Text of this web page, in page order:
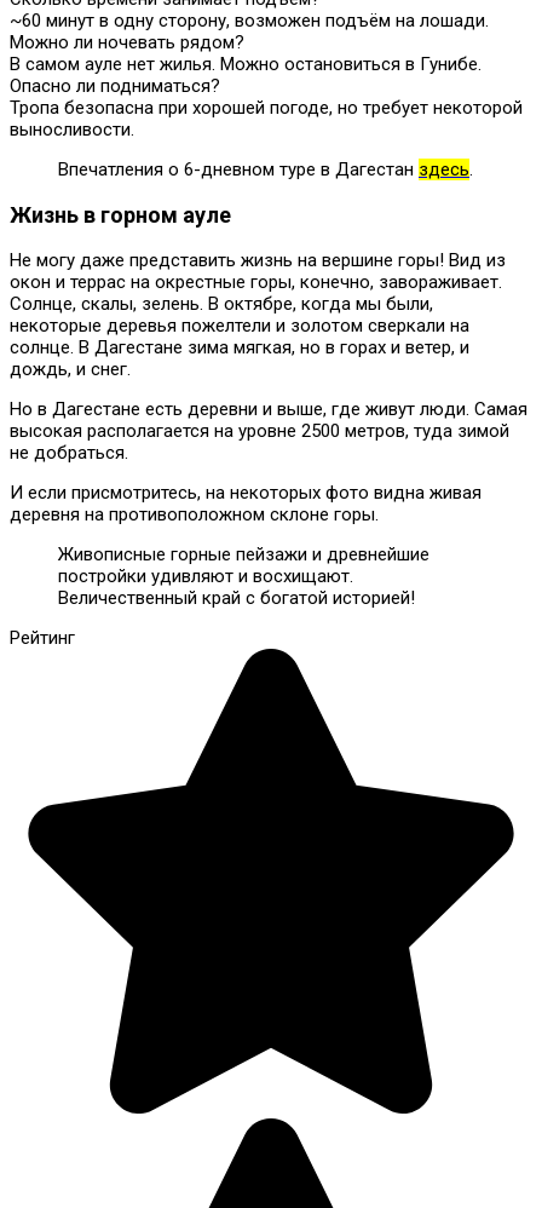
~60 минут в одну сторону, возможен подъём на лошади.
Можно ли ночевать рядом?
В самом ауле нет жилья. Можно остановиться в Гунибе.
Опасно ли подниматься?
Тропа безопасна при хорошей погоде, но требует некоторой
выносливости.
Впечатления о 6-дневном туре в Дагестан здесь.
Жизнь в горном ауле
Не могу даже представить жизнь на вершине горы! Вид из
окон и террас на окрестные горы, конечно, завораживает.
Солнце, скалы, зелень. В октябре, когда мы были,
некоторые деревья пожелтели и золотом сверкали на
солнце. В Дагестане зима мягкая, но в горах и ветер, и
дождь, и снег.
Но в Дагестане есть деревни и выше, где живут люди. Самая
высокая располагается на уровне 2500 метров, туда зимой
не добраться.
И если присмотритесь, на некоторых фото видна живая
деревня на противоположном склоне горы.
Живописные горные пейзажи и древнейшие
постройки удивляют и восхищают.
Величественный край с богатой историей!
Рейтинг